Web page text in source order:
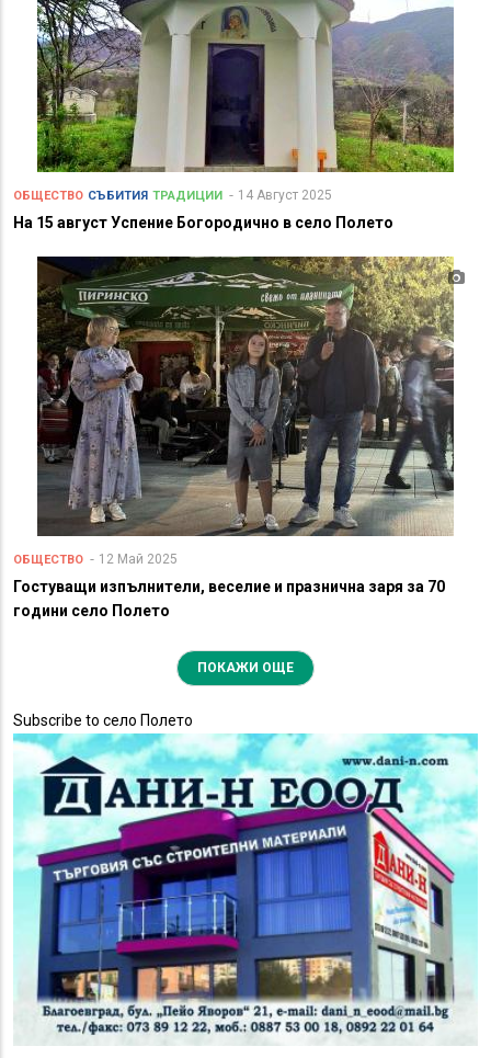
ОБЩЕСТВО СЪБИТИЯ ТРАДИЦИИ 14 Август 2025
На 15 август Успение Богородично в село Полето
ОБЩЕСТВО 12 Май 2025
Гостуващи изпълнители, веселие и празнична заря за 70
години село Полето
ПОКАЖИ ОЩЕ
Subscribe to село Полето